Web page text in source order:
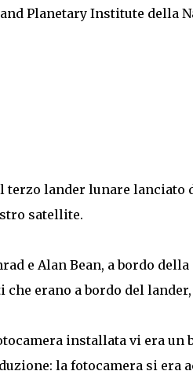
Planetary Institute della
terzo lander lunare
satellite.
e Alan Bean, a bordo
erano a bordo del
installata vi era un
la fotocamera si era